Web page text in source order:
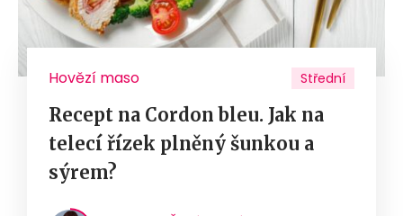
Hovězí maso Střední
Recept na Cordon bleu. Jak na
telecí řízek plněný šunkou a
sýrem?